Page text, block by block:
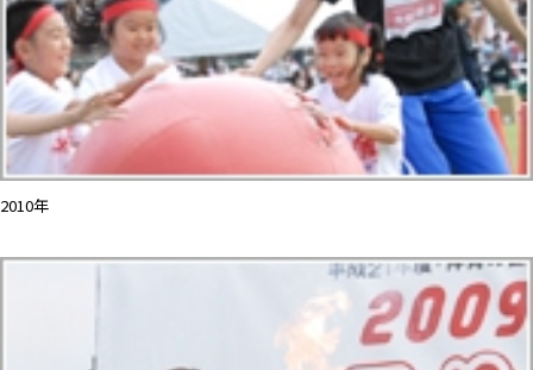
2010年